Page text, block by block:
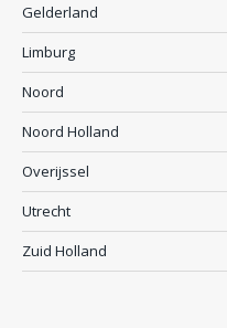
Gelderland
Limburg
Noord
Noord Holland
Overijssel
Utrecht
Zuid Holland